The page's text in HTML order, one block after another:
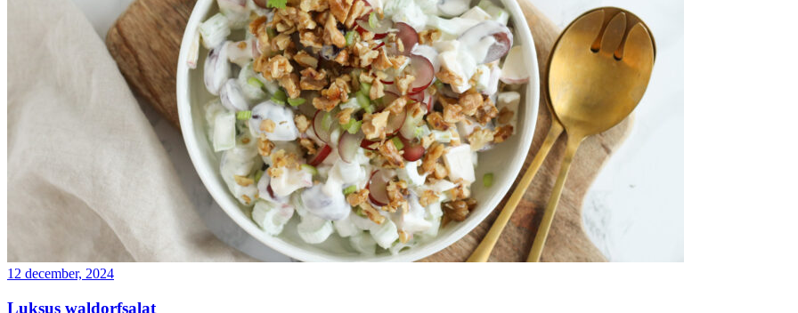
12 december, 2024
Luksus waldorfsalat